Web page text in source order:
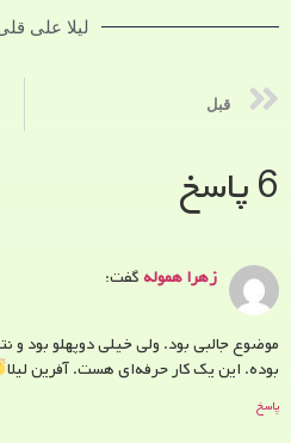
لیلا علی
قبل
6 پاسخ
زهرا همولهگفت:
موضوع جالبی بود. ولی خیلی دوپهلو بود و
بوده. این یک کار حرفه‌ای هست. آفرین لیلا
پاسخ